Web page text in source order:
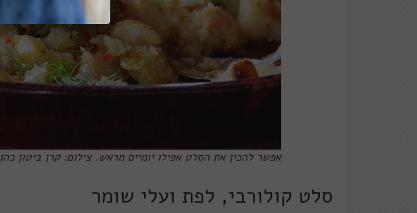
אפשר להכין את הסלט אפילו יומיים מראש. צילום: קרן ביטון כהן
סלט קולורבי, לפת ועלי שומר